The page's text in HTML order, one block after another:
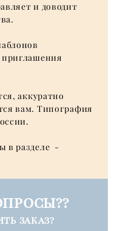
и доводит
приглашения
аккуратно
вам. Типография
в разделе -
заказ?